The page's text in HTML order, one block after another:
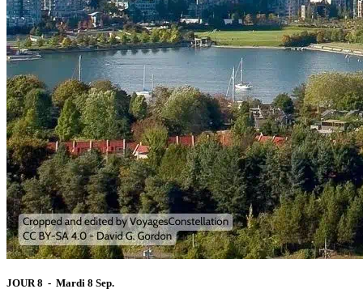
JOUR 8 - Mardi 8 Sep.